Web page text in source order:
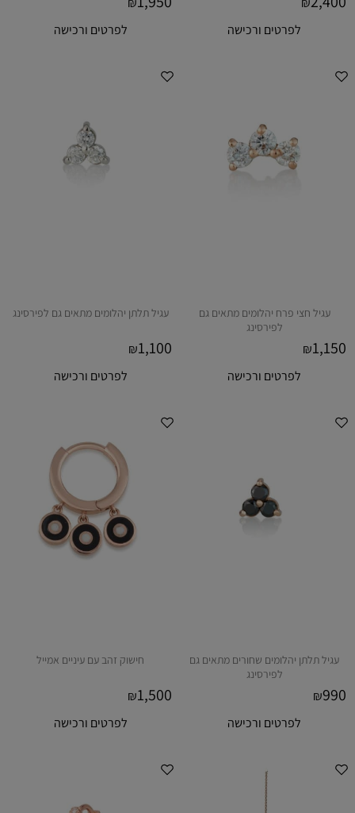
לפרטים ורכישה לפרטים ורכישה
עגיל חצי פרח יהלומים מתאים גם
לפירסינג
₪1,150
לפרטים ורכישה
עגיל תלתן יהלומים מתאים גם לפירסינג
₪1,100
לפרטים ורכישה
עגיל תלתן יהלומים שחורים מתאים גם
לפירסינג
₪990
לפרטים ורכישה
חישוק זהב עם עיניים אמייל
₪1,500
לפרטים ורכישה